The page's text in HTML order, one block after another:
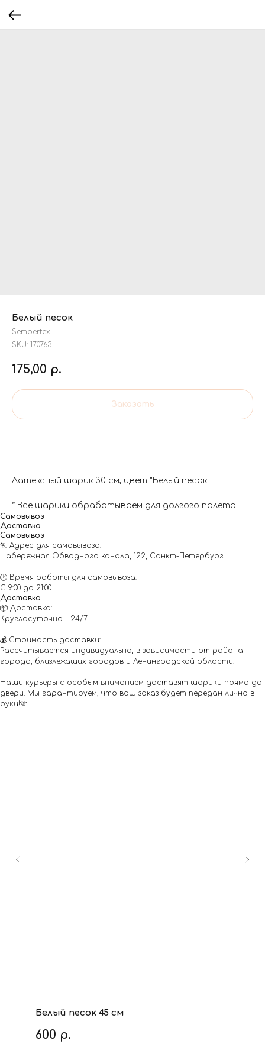
Белый песок
Sempertex
SKU: 170763
175,00 р.
Заказать
Латексный шарик 30 см, цвет "Белый песок"
* Все шарики обрабатываем для долгого полета.
Самовывоз
Доставка
Самовывоз
🏃 Адрес для самовывоза:
Набережная Обводного канала, 122, Санкт-Петербург
🕐 Время работы для самовывоза:
С 9:00 до 21:00
Доставка
📦 Доставка:
Круглосуточно - 24/7
💰 Стоимость доставки:
Рассчитывается индивидуально, в зависимости от района
города, близлежащих городов и Ленинградской области.
Наши курьеры с особым вниманием доставят шарики прямо до
двери. Мы гарантируем, что ваш заказ будет передан лично в
руки!🫶
Белый песок 45 см
600 р.